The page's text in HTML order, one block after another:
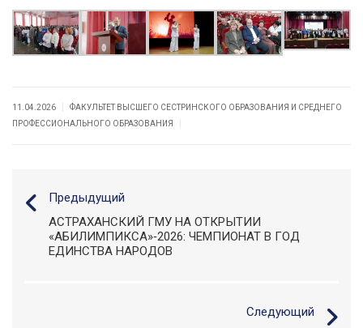
11.04.2026
ФАКУЛЬТЕТ ВЫСШЕГО СЕСТРИНСКОГО ОБРАЗОВАНИЯ И СРЕДНЕГО
ПРОФЕССИОНАЛЬНОГО ОБРАЗОВАНИЯ
Предыдущий
АСТРАХАНСКИЙ ГМУ НА ОТКРЫТИИ
«АБИЛИМПИКСА»‑2026: ЧЕМПИОНАТ В ГОД
ЕДИНСТВА НАРОДОВ
Следующий